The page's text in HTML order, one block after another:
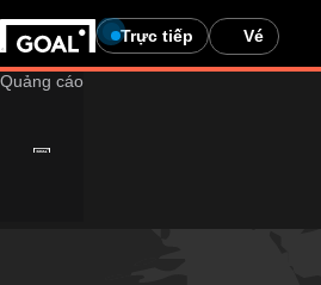
Trực tiếp Vé